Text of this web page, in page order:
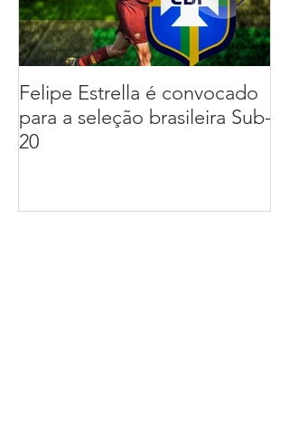
Felipe Estrella é convocado
para a seleção brasileira Sub-
20